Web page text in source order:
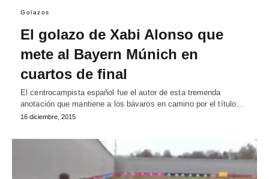
Golazos
El golazo de Xabi Alonso que
mete al Bayern Múnich en
cuartos de final
El centrocampista español fue el autor de esta tremenda
anotación que mantiene a los bávaros en camino por el título…
16 diciembre, 2015